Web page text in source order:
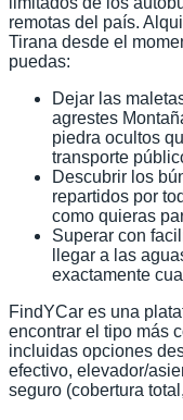
remotas del país.
Tirana desde el
puedas:
Dejar las
agrestes
piedra ocultos
transporte
Descubrir los
repartidos por
como quieras
Superar con
llegar a las
exactamente
FindYCar es una
encontrar el tipo más
incluidas opciones
efectivo, elevador/
seguro (cobertura